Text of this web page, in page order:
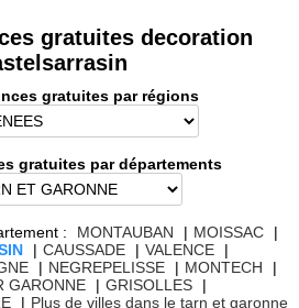
gratuites decoration
gratuites par régions
gratuites par départements
: MONTAUBAN | MOISSAC
|
| CAUSSADE | VALENCE
|
| NEGREPELISSE | MONTECH
|
GARONNE
| GRISOLLES
|
| Plus de villes dans le tarn et garonne